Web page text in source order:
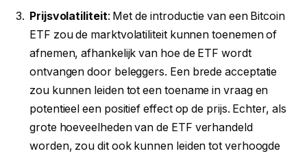
Prijsvolatiliteit: Met de introductie van een Bitcoin
ETF zou de marktvolatiliteit kunnen toenemen of
afnemen, afhankelijk van hoe de ETF wordt
ontvangen door beleggers. Een brede acceptatie
zou kunnen leiden tot een toename in vraag en
potentieel een positief effect op de prijs. Echter, als
grote hoeveelheden van de ETF verhandeld
worden, zou dit ook kunnen leiden tot verhoogde